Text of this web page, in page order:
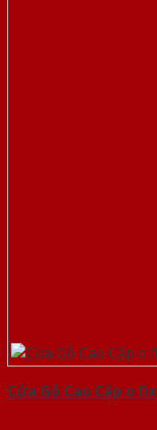
Cửa Gỗ Cao Cấp o fix